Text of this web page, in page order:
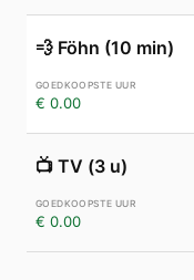
💨 Föhn (10 min)
€ 0.00
📺 TV (3 u)
€ 0.00